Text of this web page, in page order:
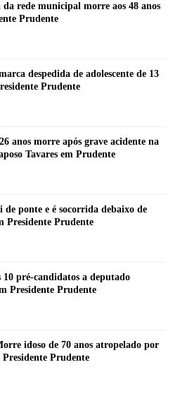
da rede municipal morre aos 48 anos
Prudente
despedida de adolescente de 13
Prudente
anos morre após grave acidente na
Tavares em Prudente
de ponte e é socorrida debaixo de
Presidente Prudente
10 pré-candidatos a deputado
Presidente Prudente
idoso de 70 anos atropelado por
Presidente Prudente